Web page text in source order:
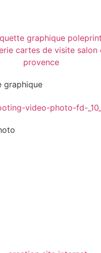
graphique